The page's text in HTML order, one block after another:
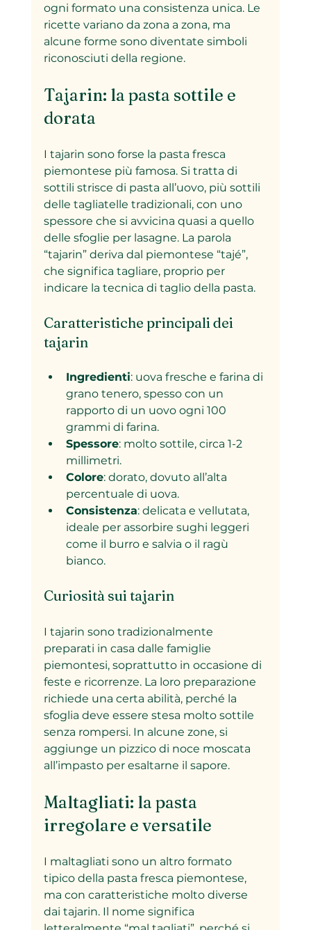
ogni formato una consistenza unica. Le
ricette variano da zona a zona, ma
alcune forme sono diventate simboli
riconosciuti della regione.
Tajarin: la pasta sottile e
dorata
I tajarin sono forse la pasta fresca
piemontese più famosa. Si tratta di
sottili strisce di pasta all’uovo, più sottili
delle tagliatelle tradizionali, con uno
spessore che si avvicina quasi a quello
delle sfoglie per lasagne. La parola
“tajarin” deriva dal piemontese “tajé”,
che significa tagliare, proprio per
indicare la tecnica di taglio della pasta.
Caratteristiche principali dei
tajarin
Ingredienti: uova fresche e farina di
grano tenero, spesso con un
rapporto di un uovo ogni 100
grammi di farina.
Spessore: molto sottile, circa 1-2
millimetri.
Colore: dorato, dovuto all’alta
percentuale di uova.
Consistenza: delicata e vellutata,
ideale per assorbire sughi leggeri
come il burro e salvia o il ragù
bianco.
Curiosità sui tajarin
I tajarin sono tradizionalmente
preparati in casa dalle famiglie
piemontesi, soprattutto in occasione di
feste e ricorrenze. La loro preparazione
richiede una certa abilità, perché la
sfoglia deve essere stesa molto sottile
senza rompersi. In alcune zone, si
aggiunge un pizzico di noce moscata
all’impasto per esaltarne il sapore.
Maltagliati: la pasta
irregolare e versatile
I maltagliati sono un altro formato
tipico della pasta fresca piemontese,
ma con caratteristiche molto diverse
dai tajarin. Il nome significa